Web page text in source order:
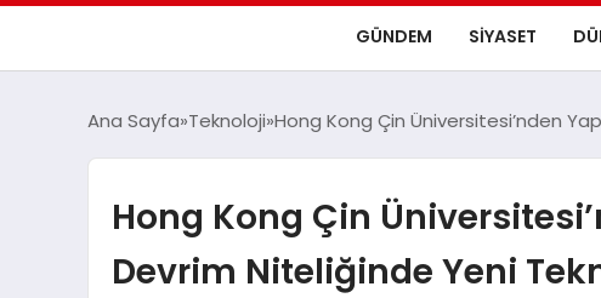
GÜNDEM SIYASET
Ana Sayfa Teknoloji Hong Kong Çin Üniversitesi’nden
Hong Kong Çin
Devrim Niteliğinde Yeni